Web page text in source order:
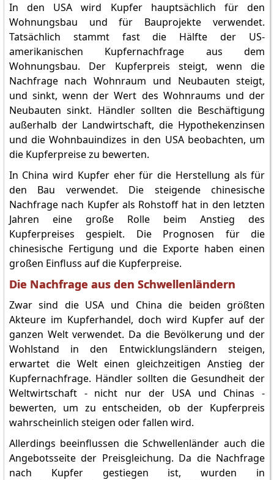
In den USA wird Kupfer hauptsächlich für den
Wohnungsbau und für Bauprojekte verwendet.
Tatsächlich stammt fast die Hälfte der US-
amerikanischen Kupfernachfrage aus dem
Wohnungsbau. Der Kupferpreis steigt, wenn die
Nachfrage nach Wohnraum und Neubauten steigt,
und sinkt, wenn der Wert des Wohnraums und der
Neubauten sinkt. Händler sollten die Beschäftigung
außerhalb der Landwirtschaft, die Hypothekenzinsen
und die Wohnbauindizes in den USA beobachten, um
die Kupferpreise zu bewerten.
In China wird Kupfer eher für die Herstellung als für
den Bau verwendet. Die steigende chinesische
Nachfrage nach Kupfer als Rohstoff hat in den letzten
Jahren eine große Rolle beim Anstieg des
Kupferpreises gespielt. Die Prognosen für die
chinesische Fertigung und die Exporte haben einen
großen Einfluss auf die Kupferpreise.
Die Nachfrage aus den Schwellenländern
Zwar sind die USA und China die beiden größten
Akteure im Kupferhandel, doch wird Kupfer auf der
ganzen Welt verwendet. Da die Bevölkerung und der
Wohlstand in den Entwicklungsländern steigen,
erwartet die Welt einen gleichzeitigen Anstieg der
Kupfernachfrage. Händler sollten die Gesundheit der
Weltwirtschaft - nicht nur der USA und Chinas -
bewerten, um zu entscheiden, ob der Kupferpreis
wahrscheinlich steigen oder fallen wird.
Allerdings beeinflussen die Schwellenländer auch die
Angebotsseite der Preisgleichung. Da die Nachfrage
nach Kupfer gestiegen ist, wurden in